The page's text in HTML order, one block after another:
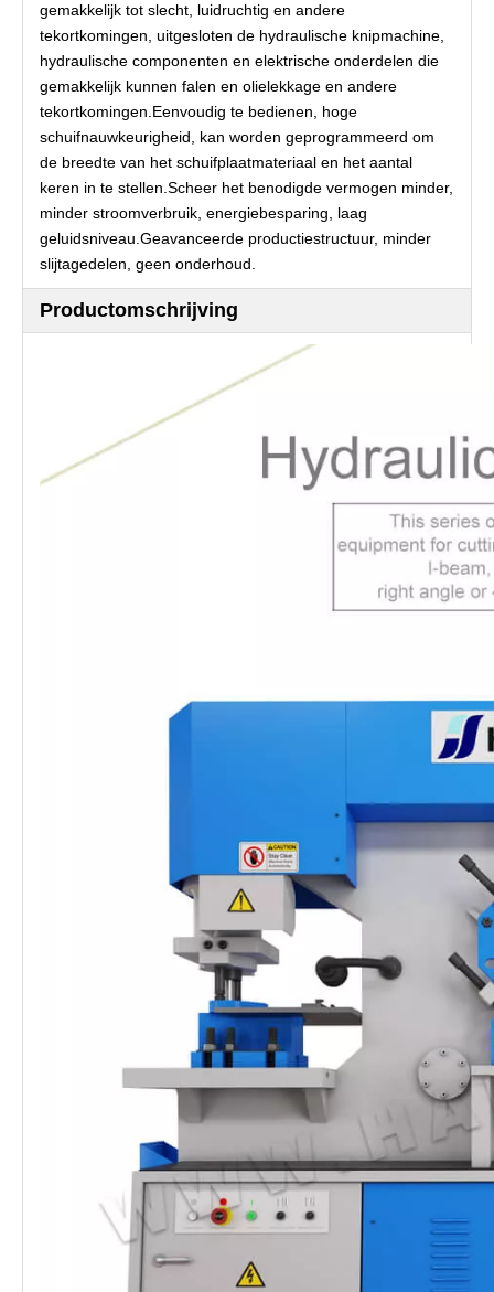
gemakkelijk tot slecht, luidruchtig en andere
tekortkomingen, uitgesloten de hydraulische knipmachine,
hydraulische componenten en elektrische onderdelen die
gemakkelijk kunnen falen en olielekkage en andere
tekortkomingen.Eenvoudig te bedienen, hoge
schuifnauwkeurigheid, kan worden geprogrammeerd om
de breedte van het schuifplaatmateriaal en het aantal
keren in te stellen.Scheer het benodigde vermogen minder,
minder stroomverbruik, energiebesparing, laag
geluidsniveau.Geavanceerde productiestructuur, minder
slijtagedelen, geen onderhoud.
Productomschrijving